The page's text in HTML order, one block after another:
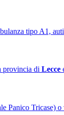
tipo A1,
provincia di Lecce
Panico Tricase)